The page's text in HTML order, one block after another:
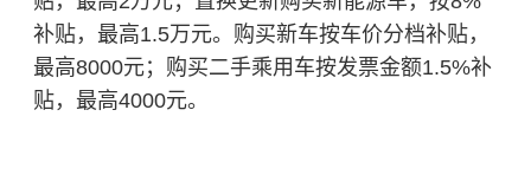
补贴，最高1.5万元。购买新车按车价分档补贴，
最高8000元；购买二手乘用车按发票金额1.5%补
贴，最高4000元。